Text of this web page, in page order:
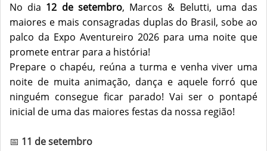
No dia 12 de setembro, Marcos & Belutti, uma das
maiores e mais consagradas duplas do Brasil, sobe ao
palco da Expo Aventureiro 2026 para uma noite que
promete entrar para a história!
Prepare o chapéu, reúna a turma e venha viver uma
noite de muita animação, dança e aquele forró que
ninguém consegue ficar parado! Vai ser o pontapé
inicial de uma das maiores festas da nossa região!
📅 11 de setembro